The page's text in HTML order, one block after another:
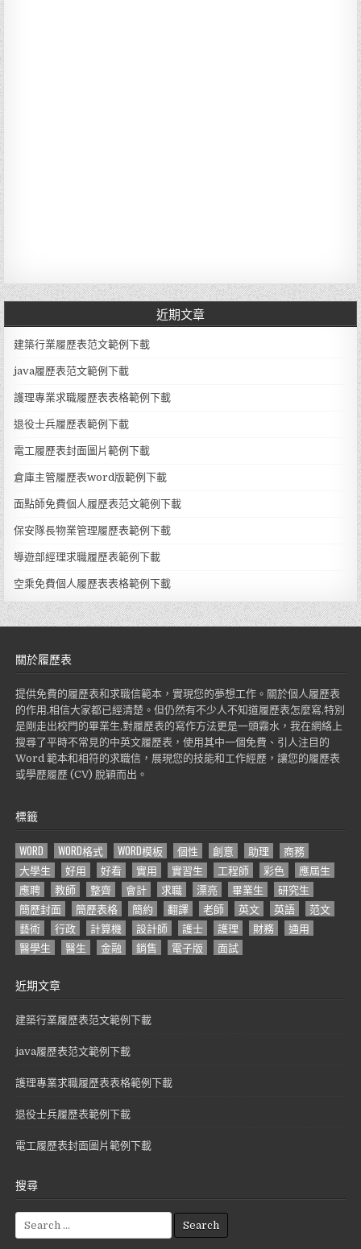
近期文章
建築行業履歷表范文範例下載
java履歷表范文範例下載
護理專業求職履歷表表格範例下載
退役士兵履歷表範例下載
電工履歷表封面圖片範例下載
倉庫主管履歷表word版範例下載
面點師免費個人履歷表范文範例下載
保安隊長物業管理履歷表範例下載
導遊部經理求職履歷表範例下載
空乘免費個人履歷表表格範例下載
關於履歷表
提供免費的履歷表和求職信範本，實現您的夢想工作。關於個人履歷表
的作用,相信大家都已經清楚。但仍然有不少人不知道履歷表怎麼寫,特別
是剛走出校門的畢業生,對履歷表的寫作方法更是一頭霧水，我在網絡上
搜尋了平時不常見的中英文履歷表，使用其中一個免費、引人注目的
Word 範本和相符的求職信，展現您的技能和工作經歷，讓您的履歷表
或學歷履歷 (CV) 脫穎而出。
標籤
WORD WORD格式 WORD模板 個性 創意 助理
商務
大學生
好用 好看 實用 實習生 工程師 彩色
應屆生
應聘
教師 整齊 會計 求職 漂亮 畢業生
研究生
簡歷封面
簡歷表格 簡約 翻譯 老師 英文 英語
范文
藝術
行政 計算機 設計師 護士 護理 財務
通用
醫學生
醫生 金融 銷售 電子版 面試
近期文章
建築行業履歷表范文範例下載
java履歷表范文範例下載
護理專業求職履歷表表格範例下載
退役士兵履歷表範例下載
電工履歷表封面圖片範例下載
搜尋
e